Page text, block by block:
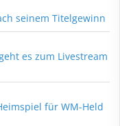
seinem Titelgewinn
es zum Livestream
für WM-Held